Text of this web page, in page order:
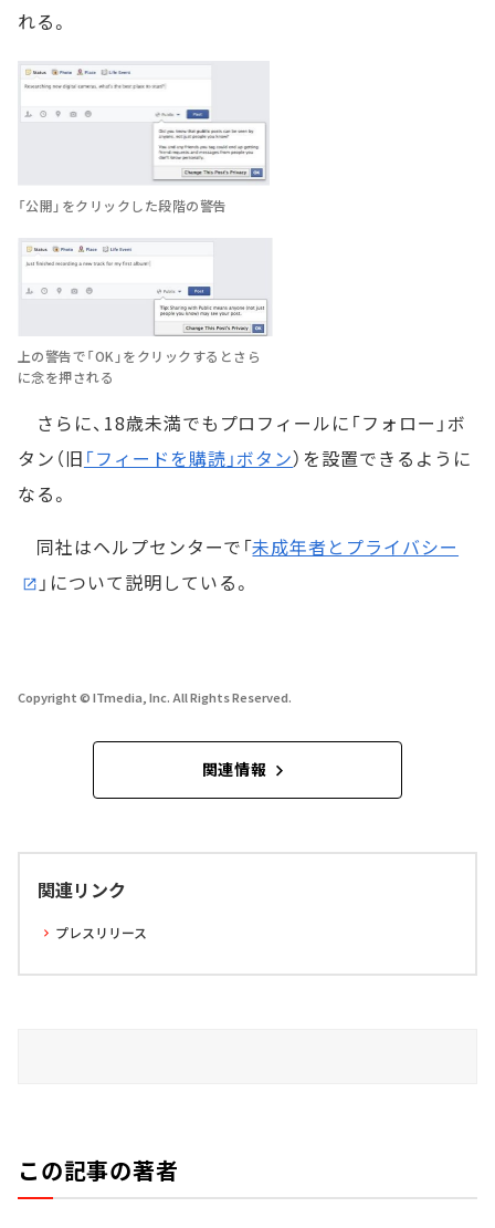
れる。
「公開」をクリックした段階の警告
上の警告で「OK」をクリックするとさら
に念を押される
さらに、18歳未満でもプロフィールに「フォロー」ボ
タン（旧 「フィードを購読」ボタン）を設置できるように
なる。
同社はヘルプセンターで「未成年者とプライバシー
」について説明している。
Copyright © ITmedia, Inc. All Rights Reserved.
関連情報
関連リンク
プレスリリース
この記事の著者